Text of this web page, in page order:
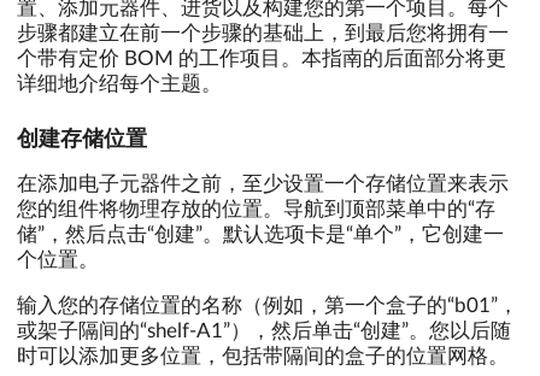
置、添加元器件、进货以及构建您的第一个项目。每个
步骤都建立在前一个步骤的基础上，到最后您将拥有一
个带有定价 BOM 的工作项目。本指南的后面部分将更
详细地介绍每个主题。
创建存储位置
在添加电子元器件之前，至少设置一个存储位置来表示
您的组件将物理存放的位置。导航到顶部菜单中的“存
储”，然后点击“创建”。默认选项卡是“单个”，它创建一
个位置。
输入您的存储位置的名称（例如，第一个盒子的“b01”，
或架子隔间的“shelf-A1”），然后单击“创建”。您以后随
时可以添加更多位置，包括带隔间的盒子的位置网格。